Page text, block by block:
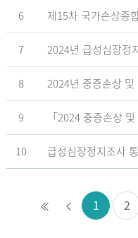
6
7
8
9
10 급성심장정지조사
1 2